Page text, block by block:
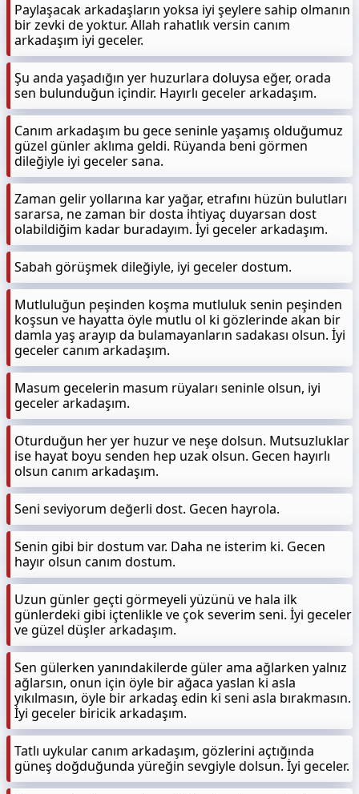
Paylaşacak arkadaşların yoksa iyi şeylere sahip olmanın
bir zevki de yoktur. Allah rahatlık versin canım
arkadaşım iyi geceler.
Şu anda yaşadığın yer huzurlara doluysa eğer, orada
sen bulunduğun içindir. Hayırlı geceler arkadaşım.
Canım arkadaşım bu gece seninle yaşamış olduğumuz
güzel günler aklıma geldi. Rüyanda beni görmen
dileğiyle iyi geceler sana.
Zaman gelir yollarına kar yağar, etrafını hüzün bulutları
sararsa, ne zaman bir dosta ihtiyaç duyarsan dost
olabildiğim kadar buradayım. İyi geceler arkadaşım.
Sabah görüşmek dileğiyle, iyi geceler dostum.
Mutluluğun peşinden koşma mutluluk senin peşinden
koşsun ve hayatta öyle mutlu ol ki gözlerinde akan bir
damla yaş arayıp da bulamayanların sadakası olsun. İyi
geceler canım arkadaşım.
Masum gecelerin masum rüyaları seninle olsun, iyi
geceler arkadaşım.
Oturduğun her yer huzur ve neşe dolsun. Mutsuzluklar
ise hayat boyu senden hep uzak olsun. Gecen hayırlı
olsun canım arkadaşım.
Seni seviyorum değerli dost. Gecen hayrola.
Senin gibi bir dostum var. Daha ne isterim ki. Gecen
hayır olsun canım dostum.
Uzun günler geçti görmeyeli yüzünü ve hala ilk
günlerdeki gibi içtenlikle ve çok severim seni. İyi geceler
ve güzel düşler arkadaşım.
Sen gülerken yanındakilerde güler ama ağlarken yalnız
ağlarsın, onun için öyle bir ağaca yaslan ki asla
yıkılmasın, öyle bir arkadaş edin ki seni asla bırakmasın.
İyi geceler biricik arkadaşım.
Tatlı uykular canım arkadaşım, gözlerini açtığında
güneş doğduğunda yüreğin sevgiyle dolsun. İyi geceler.